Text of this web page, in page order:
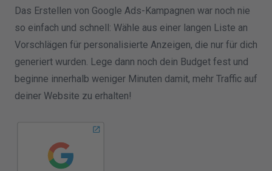
Das Erstellen von Google Ads-Kampagnen war noch nie
so einfach und schnell: Wähle aus einer langen Liste an
Vorschlägen für personalisierte Anzeigen, die nur für dich
generiert wurden. Lege dann noch dein Budget fest und
beginne innerhalb weniger Minuten damit, mehr Traffic auf
deiner Website zu erhalten!